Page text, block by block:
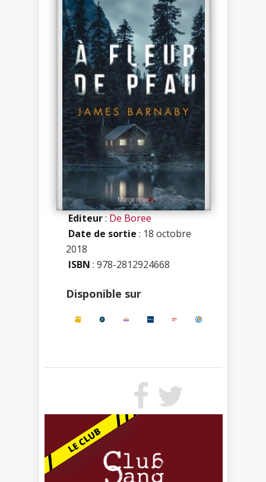
Editeur:De Boree
Date de sortie : 18 octobre
2018
ISBN : 978-2812924668
Disponible sur